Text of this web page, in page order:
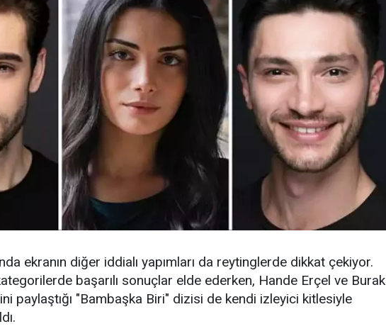
ekranın diğer iddialı yapımları da reytinglerde dikkat çekiyor.
başarılı sonuçlar elde ederken, Hande Erçel ve Burak
paylaştığı "Bambaşka Biri" dizisi de kendi izleyici kitlesiyle